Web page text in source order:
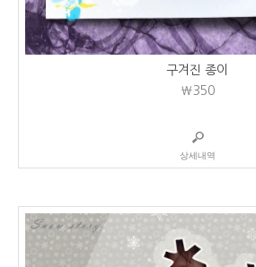
구겨진 종이
₩350
상세내역